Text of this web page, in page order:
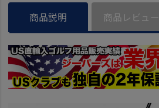
ブ
商品説明 商品レビュー